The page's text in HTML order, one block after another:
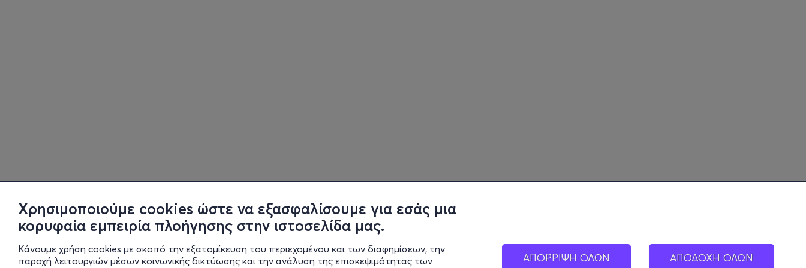
Χρησιμοποιούμε cookies ώστε να εξασφαλίσουμε για εσάς μια
κορυφαία εμπειρία πλοήγησης στην ιστοσελίδα μας.
Κάνουμε χρήση cookies με σκοπό την εξατομίκευση του περιεχομένου και των διαφημίσεων, την
παροχή λειτουργιών μέσων κοινωνικής δικτύωσης και την ανάλυση της επισκεψιμότητας των
ΑΠΟΡΡΙΨΗ ΟΛΩΝ ΑΠΟΔΟΧΗ ΟΛΩΝ